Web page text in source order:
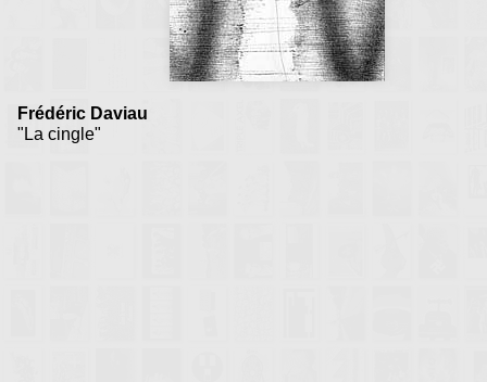
Frédéric Daviau
"La cingle"